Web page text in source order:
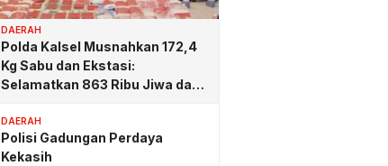
DAERAH
Polda Kalsel Musnahkan 172,4
Kg Sabu dan Ekstasi:
Selamatkan 863 Ribu Jiwa dan
Triliun
DAERAH
Polisi Gadungan Perdaya
Kekasih